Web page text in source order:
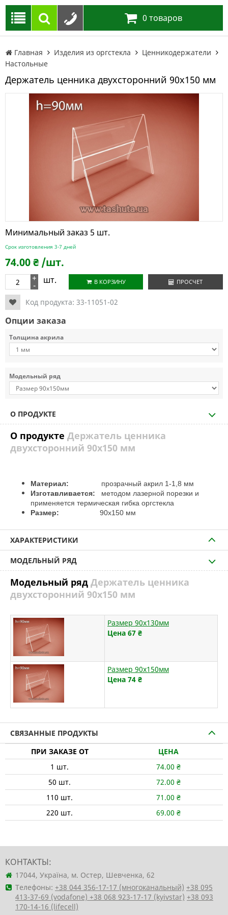
0 товаров
Главная Изделия из оргстекла
Ценникодержатели
Настольные
Держатель ценника двухсторонний 90х150 мм
Минимальный заказ 5 шт.
Срок изготовления 3-7 дней
74.00₴ /шт.
+
- шт. В КОРЗИНУ ПРОСЧЕТ
Код продукта: 33-11051-02
Опции заказа
Толщина акрила
Модельный ряд
О ПРОДУКТЕ
О продукте Держатель ценника
двухсторонний 90х150 мм
Материал: прозрачный акрил 1-1,8 мм
Изготавливается: методом лазерной порезки и
применяется термическая гибка оргстекла
Размер: 90х150 мм
ХАРАКТЕРИСТИКИ
МОДЕЛЬНЫЙ РЯД
Модельный ряд Держатель ценника
двухсторонний 90х150 мм
Размер 90х130мм
Цена 67 ₴
Размер 90х150мм
Цена 74 ₴
СВЯЗАННЫЕ ПРОДУКТЫ
ПРИ ЗАКАЗЕ ОТ
ЦЕНА
1 шт. 74.00 ₴
50 шт. 72.00 ₴
110 шт. 71.00 ₴
220 шт. 69.00 ₴
КОНТАКТЫ:
17044, Україна, м. Остер, Шевченка, 62
Телефоны: +38 044 356-17-17 (многоканальный) +38 095
413-37-69 (vodafone) +38 068 923-17-17 (kyivstar) +38 093
170-14-16 (lifecell)